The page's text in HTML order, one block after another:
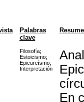
Palabras
clave
Filosofía;
Estoicismo;
Epicureísmo;
Interpretación
En